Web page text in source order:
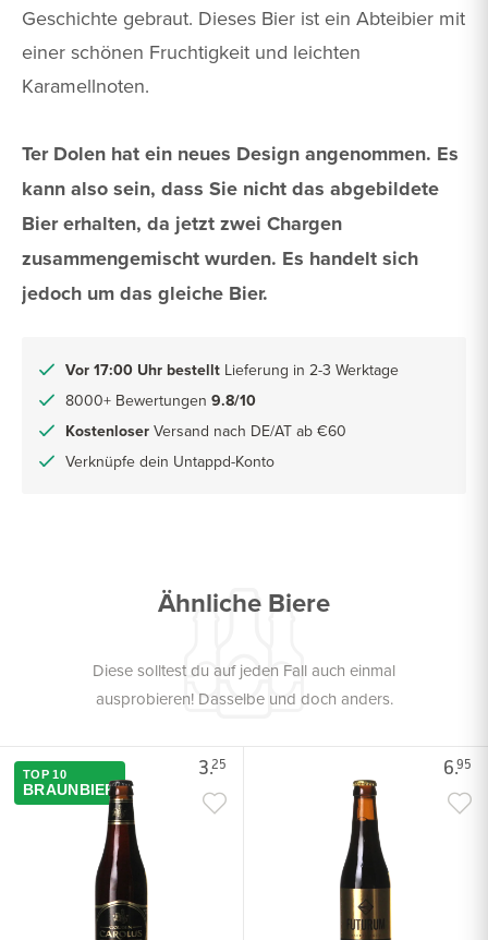
Geschichte gebraut. Dieses Bier ist ein Abteibier mit
einer schönen Fruchtigkeit und leichten
Karamellnoten.
Ter Dolen hat ein neues Design angenommen. Es
kann also sein, dass Sie nicht das abgebildete
Bier erhalten, da jetzt zwei Chargen
zusammengemischt wurden. Es handelt sich
jedoch um das gleiche Bier.
Vor 17:00 Uhr bestellt Lieferung in 2-3 Werktage
8000+ Bewertungen 9.8/10
Kostenloser Versand nach DE/AT ab €60
Verknüpfe dein Untappd-Konto
Ähnliche Biere
Diese solltest du auf jeden Fall auch einmal
ausprobieren! Dasselbe und doch anders.
3.25
TOP 10
BRAUNBIER
6.95